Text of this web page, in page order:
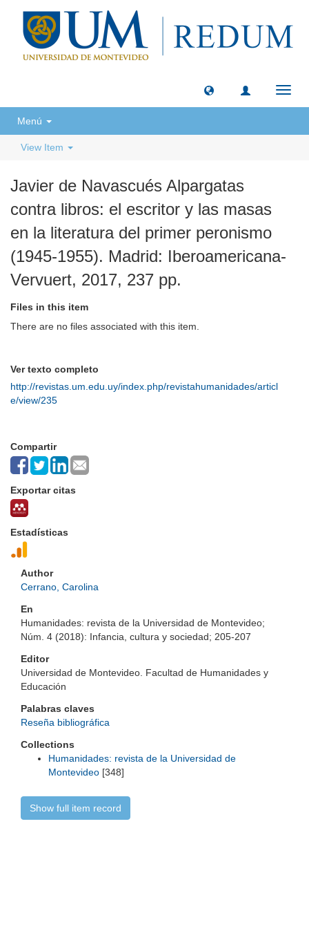
Menú
View Item
Javier de Navascués Alpargatas
contra libros: el escritor y las masas
en la literatura del primer peronismo
(1945-1955). Madrid: Iberoamericana-
Vervuert, 2017, 237 pp.
Files in this item
There are no files associated with this item.
Ver texto completo
http://revistas.um.edu.uy/index.php/revistahumanidades/articl
e/view/235
Compartir
Exportar citas
Estadísticas
Author
Cerrano, Carolina
En
Humanidades: revista de la Universidad de Montevideo;
Núm. 4 (2018): Infancia, cultura y sociedad; 205-207
Editor
Universidad de Montevideo. Facultad de Humanidades y
Educación
Palabras claves
Reseña bibliográfica
Collections
Humanidades: revista de la Universidad de
Montevideo [348]
Show full item record